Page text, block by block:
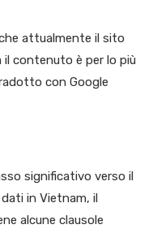
attualmente il sito
il contenuto è per lo più
con Google
significativo verso il
in Vietnam, il
alcune clausole